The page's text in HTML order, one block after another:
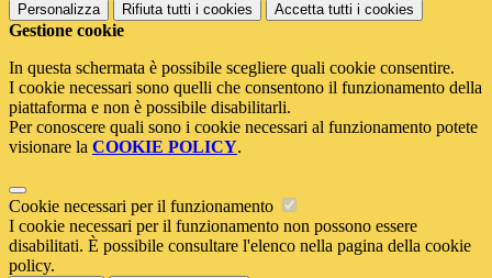
Personalizza Rifiuta tutti i cookies Accetta tutti i cookies
Gestione cookie
In questa schermata è possibile scegliere quali cookie consentire.
I cookie necessari sono quelli che consentono il funzionamento della
piattaforma e non è possibile disabilitarli.
Per conoscere quali sono i cookie necessari al funzionamento potete
visionare la COOKIE POLICY.
Cookie necessari per il funzionamento
I cookie necessari per il funzionamento non possono essere
disabilitati. È possibile consultare l'elenco nella pagina della cookie
policy.